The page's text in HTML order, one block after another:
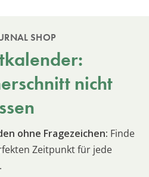
SHOP
nicht
ohne Fragezeichen: Finde
Zeitpunkt für jede